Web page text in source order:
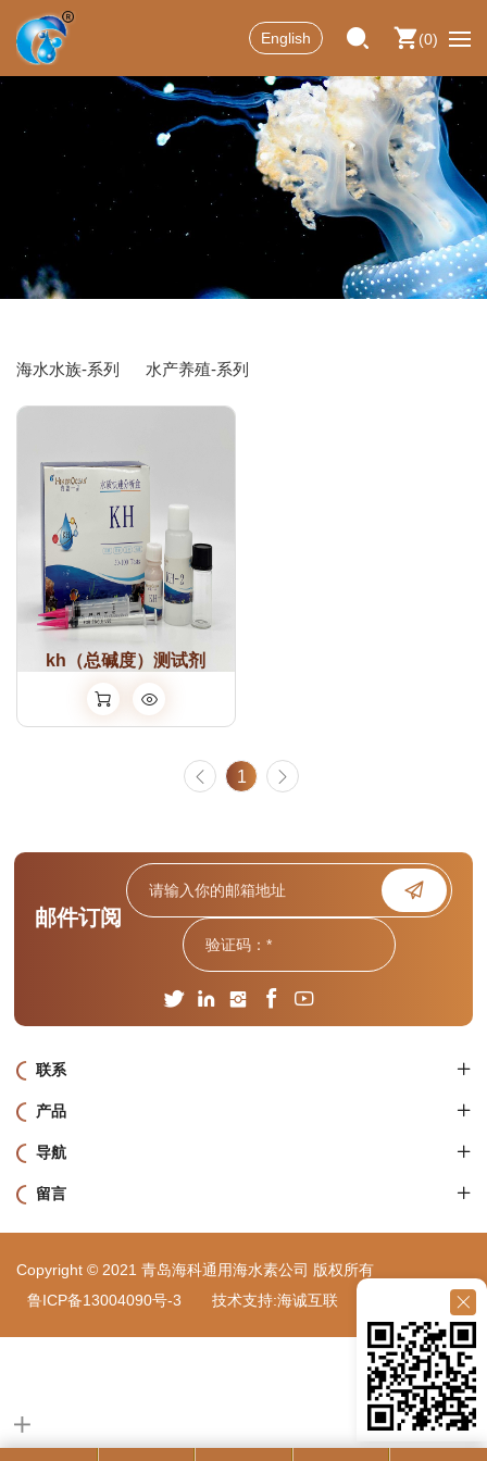
0
English
海水水族-系列 水产养殖-系列
kh（总碱度）测试剂
1
邮件订阅
联系
产品
导航
留言
Copyright © 2021 青岛海科通用海水素公司 版权所有
鲁ICP备13004090号-3
技术支持:海诚互联 站点地图